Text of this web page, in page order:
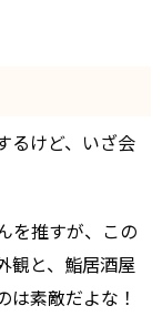
るけど、いざ会
を推すが、この
観と、鮨居酒屋
は素敵だよな！